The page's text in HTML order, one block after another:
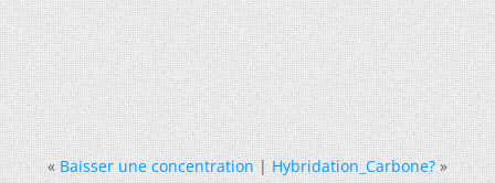
« Baisser une concentration|Hybridation_Carbone? »